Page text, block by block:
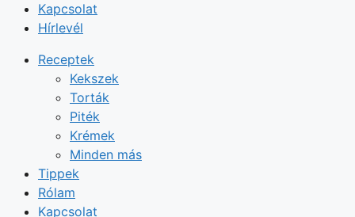
Kapcsolat
Hírlevél
Receptek
Kekszek
Torták
Piték
Krémek
Minden más
Tippek
Rólam
Kapcsolat